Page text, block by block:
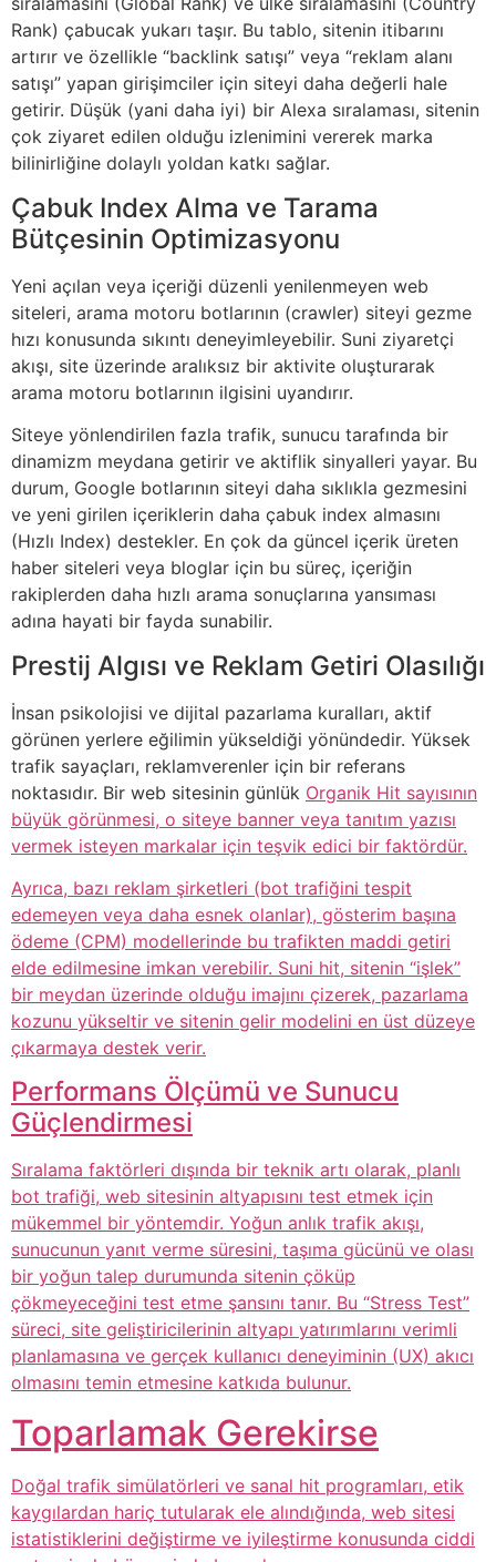
Rank) çabucak yukarı taşır. Bu tablo, sitenin itibarını
artırır ve özellikle “backlink satışı” veya “reklam alanı
satışı” yapan girişimciler için siteyi daha değerli hale
getirir. Düşük (yani daha iyi) bir Alexa sıralaması, sitenin
çok ziyaret edilen olduğu izlenimini vererek marka
bilinirliğine dolaylı yoldan katkı sağlar.
Çabuk Index Alma ve Tarama
Bütçesinin Optimizasyonu
Yeni açılan veya içeriği düzenli yenilenmeyen web
siteleri, arama motoru botlarının (crawler) siteyi gezme
hızı konusunda sıkıntı deneyimleyebilir. Suni ziyaretçi
akışı, site üzerinde aralıksız bir aktivite oluşturarak
arama motoru botlarının ilgisini uyandırır.
Siteye yönlendirilen fazla trafik, sunucu tarafında bir
dinamizm meydana getirir ve aktiflik sinyalleri yayar. Bu
durum, Google botlarının siteyi daha sıklıkla gezmesini
ve yeni girilen içeriklerin daha çabuk index almasını
(Hızlı Index) destekler. En çok da güncel içerik üreten
haber siteleri veya bloglar için bu süreç, içeriğin
rakiplerden daha hızlı arama sonuçlarına yansıması
adına hayati bir fayda sunabilir.
Prestij Algısı ve Reklam Getiri Olasılığı
İnsan psikolojisi ve dijital pazarlama kuralları, aktif
görünen yerlere eğilimin yükseldiği yönündedir. Yüksek
trafik sayaçları, reklamverenler için bir referans
noktasıdır. Bir web sitesinin günlük Organik Hit sayısının
büyük görünmesi, o siteye banner veya tanıtım yazısı
vermek isteyen markalar için teşvik edici bir faktördür.
Ayrıca, bazı reklam şirketleri (bot trafiğini tespit
edemeyen veya daha esnek olanlar), gösterim başına
ödeme (CPM) modellerinde bu trafikten maddi getiri
elde edilmesine imkan verebilir. Suni hit, sitenin “işlek”
bir meydan üzerinde olduğu imajını çizerek, pazarlama
kozunu yükseltir ve sitenin gelir modelini en üst düzeye
çıkarmaya destek verir.
Performans Ölçümü ve Sunucu
Güçlendirmesi
Sıralama faktörleri dışında bir teknik artı olarak, planlı
bot trafiği, web sitesinin altyapısını test etmek için
mükemmel bir yöntemdir. Yoğun anlık trafik akışı,
sunucunun yanıt verme süresini, taşıma gücünü ve olası
bir yoğun talep durumunda sitenin çöküp
çökmeyeceğini test etme şansını tanır. Bu “Stress Test”
süreci, site geliştiricilerinin altyapı yatırımlarını verimli
planlamasına ve gerçek kullanıcı deneyiminin (UX) akıcı
olmasını temin etmesine katkıda bulunur.
Toparlamak Gerekirse
Doğal trafik simülatörleri ve sanal hit programları, etik
kaygılardan hariç tutularak ele alındığında, web sitesi
istatistiklerini değiştirme ve iyileştirme konusunda ciddi